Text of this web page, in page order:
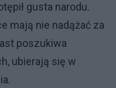
gusta narodu.
mają nie nadążać za
poszukiwa
ubierają się w